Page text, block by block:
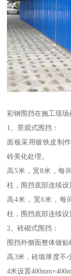
彩钢围挡在施工现
1、景观式围挡：
面板采用镀铁皮制
砖美化处理。
高5米，宽8米，每
柱，围挡底部连续设
高4米，宽6米，每
柱，围挡底部连续设
2、砖砌式围挡：
围挡外侧面整体做贴
高3米，砖墙厚度不
4米设置